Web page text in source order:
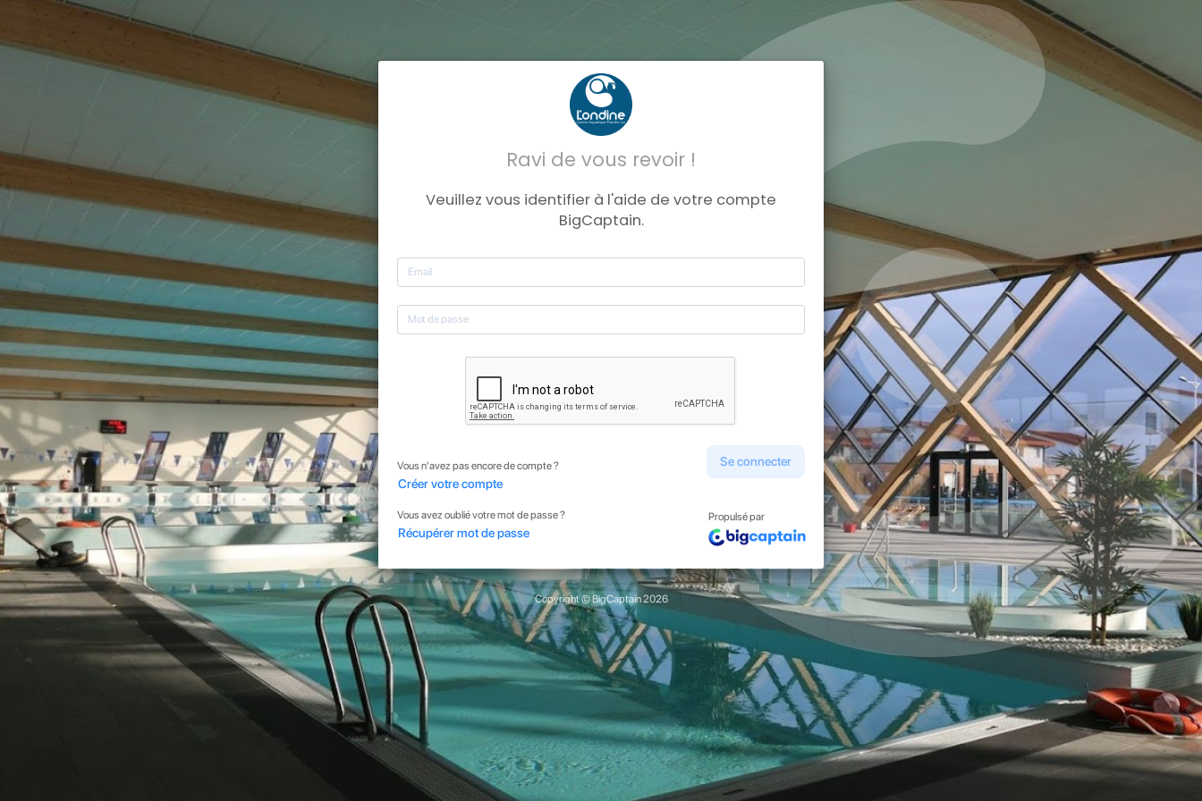
Ravi de vous revoir !
Veuillez vous identifier à l'aide de votre compte
BigCaptain.
Se connecter
Vous n'avez pas encore de compte ?
Créer votre compte
Vous avez oublié votre mot de passe ?
Récupérer mot de passe
Propulsé par
Copyright © BigCaptain 2026